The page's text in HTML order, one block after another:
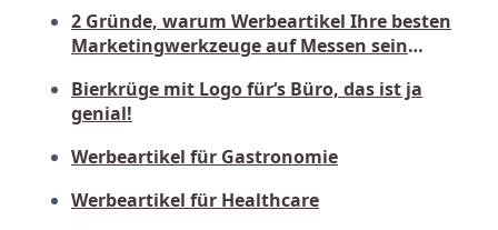
2 Gründe, warum Werbeartikel Ihre besten
Marketingwerkzeuge auf Messen sein
Bierkrüge mit Logo für‘s Büro, das ist ja
genial!
Werbeartikel für Gastronomie
Werbeartikel für Healthcare